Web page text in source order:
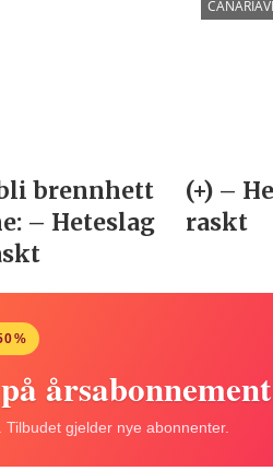
årsabonnement
Tilbudet gjelder nye abonnenter.